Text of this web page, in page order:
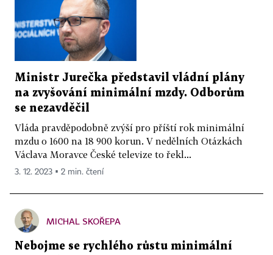
Ministr Jurečka představil vládní plány
na zvyšování minimální mzdy. Odborům
se nezavděčil
Vláda pravděpodobně zvýší pro příští rok minimální
mzdu o 1600 na 18 900 korun. V nedělních Otázkách
Václava Moravce České televize to řekl...
3. 12. 2023 ▪ 2 min. čtení
MICHAL SKOŘEPA
Nebojme se rychlého růstu minimální